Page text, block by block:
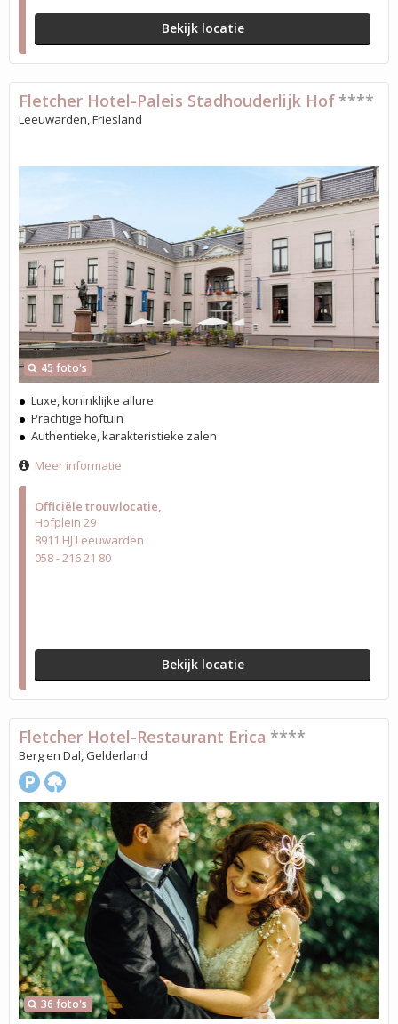
Bekijk locatie
Officiële trouwlocatie
Hofplein 29
8911 HJ Leeuwarden
058 - 216 21 80
Bekijk locatie
45 foto's
Fletcher Hotel-Paleis Stadhouderlijk Hof ****
Leeuwarden, Friesland
Luxe, koninklijke allure
Prachtige hoftuin
Authentieke, karakteristieke zalen
Meer informatie
36 foto's
Fletcher Hotel-Restaurant Erica ****
Berg en Dal, Gelderland